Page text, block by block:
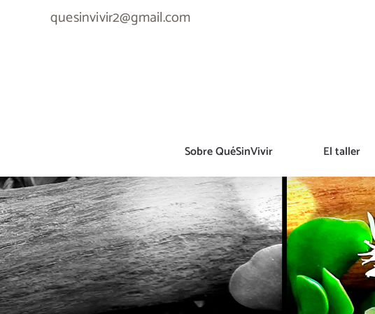
quesinvivir2@gmail.com
Sobre QuéSinVivir El taller